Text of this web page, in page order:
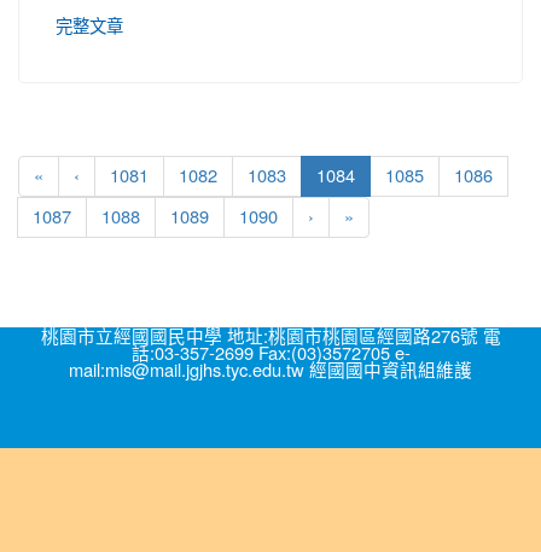
完整文章
« ‹ 1081 1082 1083 1084(current)
1085 1086
1087 1088 1089 1090 › »
桃園市立經國國民中學 地址:桃園市桃園區經國路276號 電
話:03-357-2699 Fax:(03)3572705 e-
mail:mis@mail.jgjhs.tyc.edu.tw 經國國中資訊組維護